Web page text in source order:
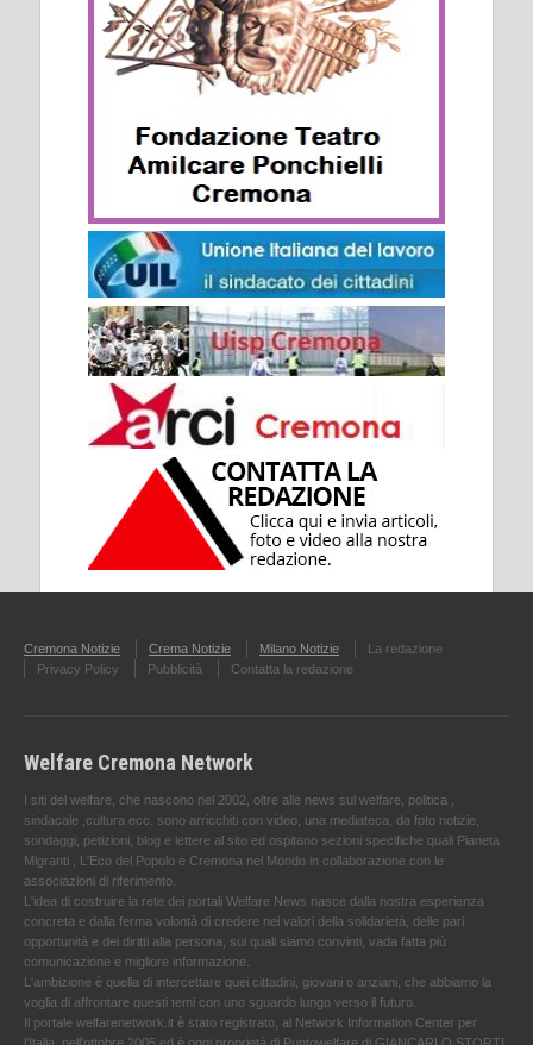
Cremona Notizie Crema Notizie Milano Notizie
La redazione
Privacy Policy
Pubblicità Contatta la redazione
Welfare Cremona Network
I siti del welfare, che nascono nel 2002, oltre alle news sul welfare, politica ,
sindacale ,cultura ecc. sono arricchiti con video, una mediateca, da foto notizie,
sondaggi, petizioni, blog e lettere al sito ed ospitano sezioni specifiche quali Pianeta
Migranti , L'Eco del Popolo e Cremona nel Mondo in collaborazione con le
associazioni di riferimento.
L'idea di costruire la rete dei portali Welfare News nasce dalla nostra esperienza
concreta e dalla ferma volontà di credere nei valori della solidarietà, delle pari
opportunità e dei diritti alla persona, sui quali siamo convinti, vada fatta più
comunicazione e migliore informazione.
L'ambizione è quella di intercettare quei cittadini, giovani o anziani, che abbiamo la
voglia di affrontare questi temi con uno sguardo lungo verso il futuro.
Il portale welfarenetwork.it è stato registrato, al Network Information Center per